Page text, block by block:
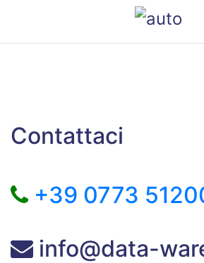
Contattaci
+39 0773
info@data-